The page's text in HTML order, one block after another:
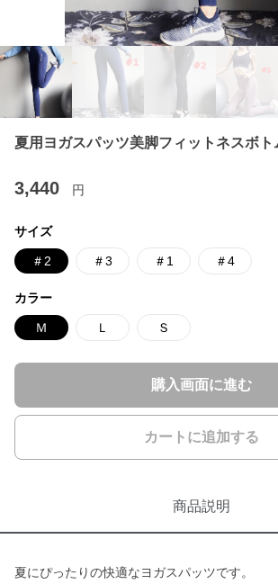
夏用ヨガスパッツ美脚フィットネスボト
3,440 円
サイズ
＃2 ＃3 ＃1 ＃4
カラー
Ｍ Ｌ Ｓ
購入画面に進む
カートに追加する
商品説明
夏にぴったりの快適なヨガスパッツです。